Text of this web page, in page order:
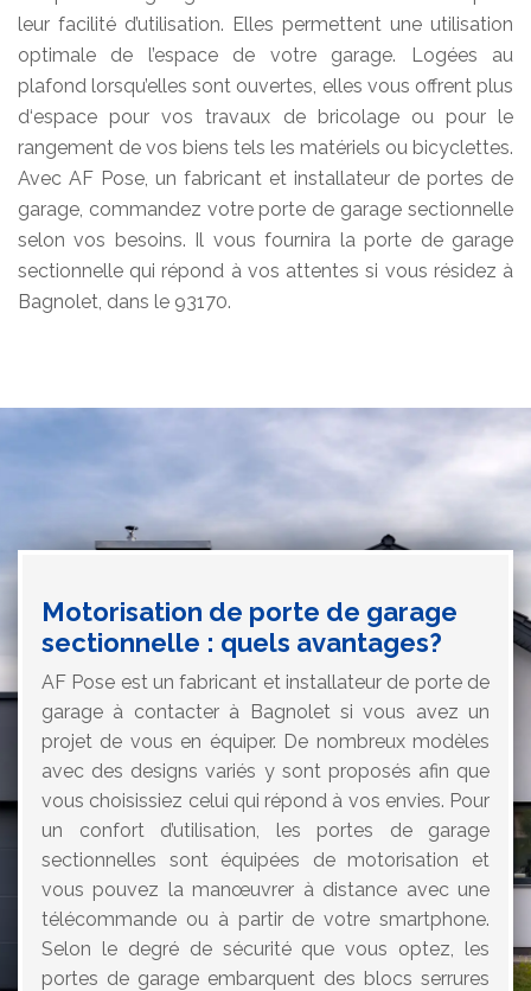
leur facilité d’utilisation. Elles permettent une utilisation
optimale de l’espace de votre garage. Logées au
plafond lorsqu’elles sont ouvertes, elles vous offrent plus
d‘espace pour vos travaux de bricolage ou pour le
rangement de vos biens tels les matériels ou bicyclettes.
Avec AF Pose, un fabricant et installateur de portes de
garage, commandez votre porte de garage sectionnelle
selon vos besoins. Il vous fournira la porte de garage
sectionnelle qui répond à vos attentes si vous résidez à
Bagnolet, dans le 93170.
Motorisation de porte de garage
sectionnelle : quels avantages?
AF Pose est un fabricant et installateur de porte de
garage à contacter à Bagnolet si vous avez un
projet de vous en équiper. De nombreux modèles
avec des designs variés y sont proposés afin que
vous choisissiez celui qui répond à vos envies. Pour
un confort d’utilisation, les portes de garage
sectionnelles sont équipées de motorisation et
vous pouvez la manœuvrer à distance avec une
télécommande ou à partir de votre smartphone.
Selon le degré de sécurité que vous optez, les
portes de garage embarquent des blocs serrures